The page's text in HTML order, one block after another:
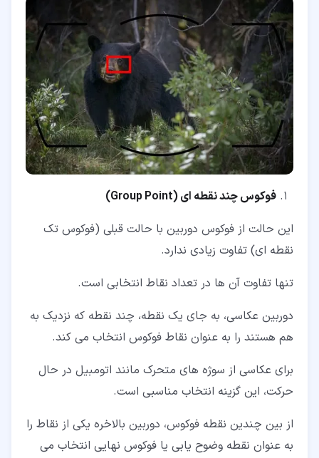
فوکوس چند نقطه ای (Group Point)
این حالت از فوکوس دوربین با حالت قبلی (فوکوس تک
نقطه ای) تفاوت زیادی ندارد.
تنها تفاوت آن ها در تعداد نقاط انتخابی است.
دوربین عکاسی، به جای یک نقطه، چند نقطه که نزدیک به
هم هستند را به عنوان نقاط فوکوس انتخاب می کند.
برای عکاسی از سوژه های متحرک مانند اتومبیل در حال
حرکت، این گزینه انتخاب مناسبی است.
از بین چندین نقطه فوکوس، دوربین بالاخره یکی از نقاط را
به عنوان نقطه وضوح یابی یا فوکوس نهایی انتخاب می